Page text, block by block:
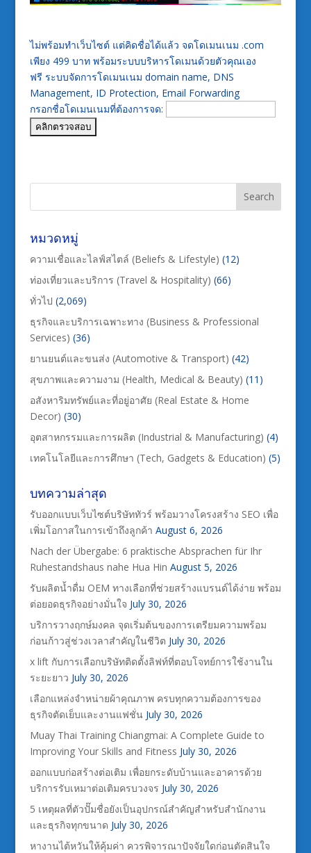
ไม่พร้อมทำเว็บไซต์ แต่คิดชื่อได้แล้ว จดโดเมนเนม .com
เพียง 499 บาท พร้อมระบบบริหารโดเมนด้วยตัวคุณเอง
ฟรี ระบบจัดการโดเมนเนม domain name, DNS
Management, ID Protection, Email Forwarding
กรอกชื่อโดเมนเนมที่ต้องการจด:
หมวดหมู่
ความเชื่อและไลฟ์สไตล์ (Beliefs & Lifestyle) (12)
ท่องเที่ยวและบริการ (Travel & Hospitality) (66)
ทั่วไป (2,069)
ธุรกิจและบริการเฉพาะทาง (Business & Professional
Services) (36)
ยานยนต์และขนส่ง (Automotive & Transport) (42)
สุขภาพและความงาม (Health, Medical & Beauty) (11)
อสังหาริมทรัพย์และที่อยู่อาศัย (Real Estate & Home
Decor) (30)
อุตสาหกรรมและการผลิต (Industrial & Manufacturing) (4)
เทคโนโลยีและการศึกษา (Tech, Gadgets & Education) (5)
บทความล่าสุด
รับออกแบบเว็บไซต์บริษัททัวร์ พร้อมวางโครงสร้าง SEO เพื่อ
เพิ่มโอกาสในการเข้าถึงลูกค้า August 6, 2026
Nach der Übergabe: 6 praktische Absprachen für Ihr
Ruhestandshaus nahe Hua Hin August 5, 2026
รับผลิตน้ำดื่ม OEM ทางเลือกที่ช่วยสร้างแบรนด์ได้ง่าย พร้อม
ต่อยอดธุรกิจอย่างมั่นใจ July 30, 2026
บริการวางฤกษ์มงคล จุดเริ่มต้นของการเตรียมความพร้อม
ก่อนก้าวสู่ช่วงเวลาสำคัญในชีวิต July 30, 2026
x lift กับการเลือกบริษัทติดตั้งลิฟท์ที่ตอบโจทย์การใช้งานใน
ระยะยาว July 30, 2026
เลือกแหล่งจำหน่ายผ้าคุณภาพ ครบทุกความต้องการของ
ธุรกิจตัดเย็บและงานแฟชั่น July 30, 2026
Muay Thai Training Chiangmai: A Complete Guide to
Improving Your Skills and Fitness July 30, 2026
ออกแบบก่อสร้างต่อเติม เพื่อยกระดับบ้านและอาคารด้วย
บริการรับเหมาต่อเติมครบวงจร July 30, 2026
5 เหตุผลที่ตัวปั๊มชื่อยังเป็นอุปกรณ์สำคัญสำหรับสำนักงาน
และธุรกิจทุกขนาด July 30, 2026
หางานไต้หวันให้คุ้มค่า ควรพิจารณาปัจจัยใดก่อนตัดสินใจ